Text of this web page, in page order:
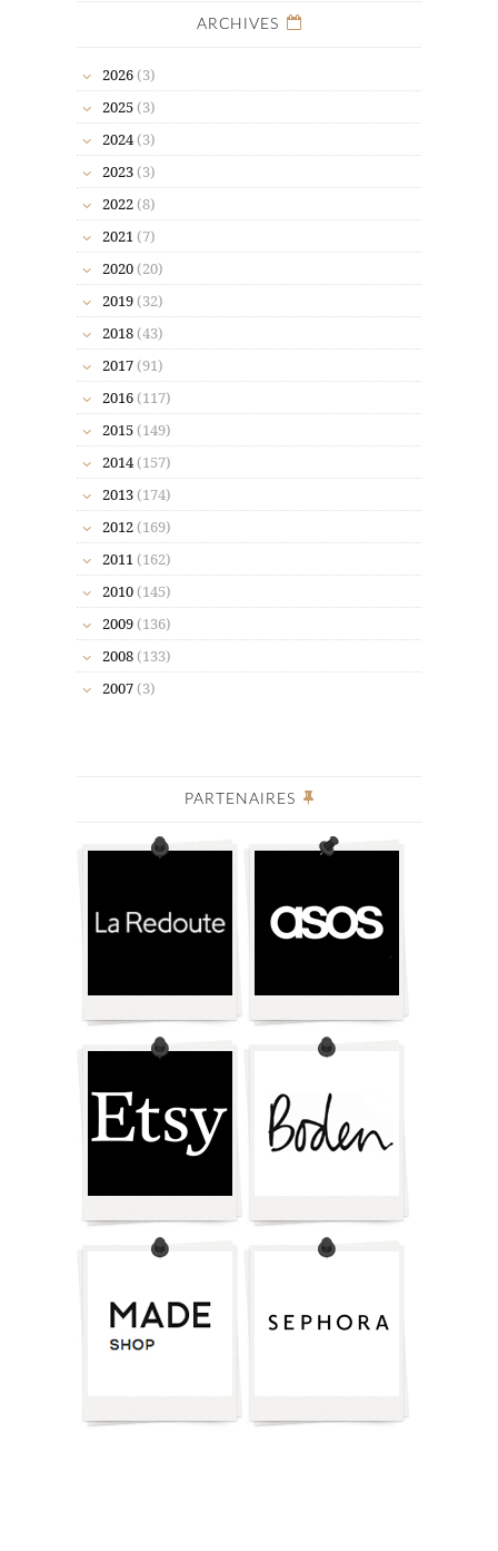
ARCHIVES
2026 (3)
2025 (3)
2024 (3)
2023 (3)
2022 (8)
2021 (7)
2020 (20)
2019 (32)
2018 (43)
2017 (91)
2016 (117)
2015 (149)
2014 (157)
2013 (174)
2012 (169)
2011 (162)
2010 (145)
2009 (136)
2008 (133)
2007 (3)
PARTENAIRES